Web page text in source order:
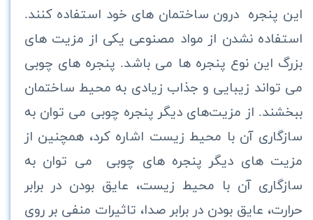
این پنجره درون ساختمان های خود استفاده کنند.
استفاده نشدن از مواد مصنوعی یکی از مزیت های
بزرگ این نوع پنجره ها می باشد. پنجره های چوبی
می تواند زیبایی و جذاب زیادی به محیط ساختمان
ببخشند. از مزیت‌های دیگر پنجره چوبی می توان به
سازگاری آن با محیط زیست اشاره کرد، همچنین از
مزیت های دیگر پنجره های چوبی می توان به
سازگاری آن با محیط زیست، عایق بودن در برابر
حرارت، عایق بودن در برابر صدا، تاثیرات منفی بر روی